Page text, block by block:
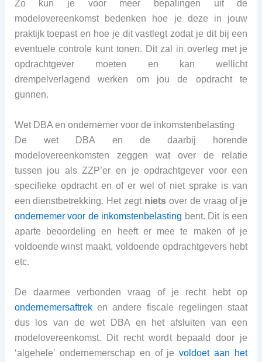
Zo kun je voor meer bepalingen uit de
modelovereenkomst bedenken hoe je deze in jouw
praktijk toepast en hoe je dit vastlegt zodat je dit bij een
eventuele controle kunt tonen. Dit zal in overleg met je
opdrachtgever moeten en kan wellicht
drempelverlagend werken om jou de opdracht te
gunnen.
Wet DBA en ondernemer voor de inkomstenbelasting
De wet DBA en de daarbij horende
modelovereenkomsten zeggen wat over de relatie
tussen jou als ZZP’er en je opdrachtgever voor een
specifieke opdracht en of er wel of niet sprake is van
een dienstbetrekking. Het zegt niets over de vraag of je
ondernemer voor de inkomstenbelasting bent. Dit is een
aparte beoordeling en heeft er mee te maken of je
voldoende winst maakt, voldoende opdrachtgevers hebt
etc.
De daarmee verbonden vraag of je recht hebt op
ondernemersaftreken andere fiscale regelingen staat
dus los van de wet DBA en het afsluiten van een
modelovereenkomst. Dit recht wordt bepaald door je
‘algehele’ ondernemerschap en of jevoldoet aan het